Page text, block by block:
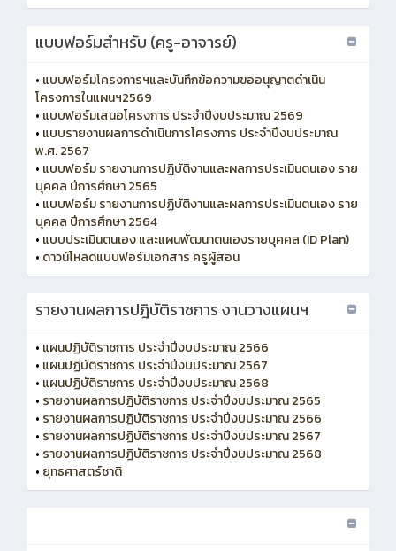
แบบฟอร์มสำหรับ (ครู-อาจารย์)
• แบบฟอร์มโครงการฯและบันทึกข้อความขออนุญาตดำเนิน
โครงการในแผนฯ2569
• แบบฟอร์มเสนอโครงการ ประจำปีงบประมาณ 2569
• แบบรายงานผลการดำเนินการโครงการ ประจำปีงบประมาณ
พ.ศ. 2567
• แบบฟอร์ม รายงานการปฏิบัติงานและผลการประเมินตนเอง ราย
บุคคล ปีการศึกษา 2565
• แบบฟอร์ม รายงานการปฏิบัติงานและผลการประเมินตนเอง ราย
บุคคล ปีการศึกษา 2564
• แบบประเมินตนเอง และแผนพัฒนาตนเองรายบุคคล (ID Plan)
• ดาวน์โหลดแบบฟอร์มเอกสาร ครูผู้สอน
รายงานผลการปฎิบัติราชการ งานวางแผนฯ
• แผนปฏิบัติราชการ ประจำปีงบประมาณ 2566
• แผนปฏิบัติราชการ ประจำปีงบประมาณ 2567
• แผนปฏิบัติราชการ ประจำปีงบประมาณ 2568
• รายงานผลการปฏิบัติราชการ ประจำปีงบประมาณ 2565
• รายงานผลการปฏิบัติราชการ ประจำปีงบประมาณ 2566
• รายงานผลการปฏิบัติราชการ ประจำปีงบประมาณ 2567
• รายงานผลการปฏิบัติราชการ ประจำปีงบประมาณ 2568
• ยุทธศาสตร์ชาติ